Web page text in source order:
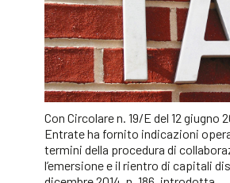
Con Circolare n. 19/E del 12 giugno
Entrate ha fornito indicazioni
termini della procedura di
l’emersione e il rientro di capitali